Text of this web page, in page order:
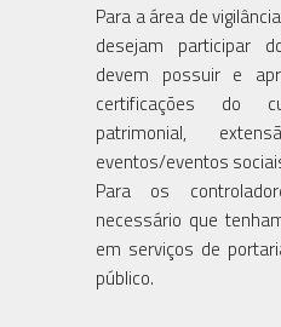
Para a área de
desejam participar
devem possuir e
certificações do
patrimonial,
eventos/eventos
Para os
necessário que
em serviços de
público.